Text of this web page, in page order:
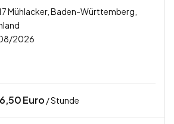
Mühlacker, Baden-Württemberg,
2026
Euro / Stunde